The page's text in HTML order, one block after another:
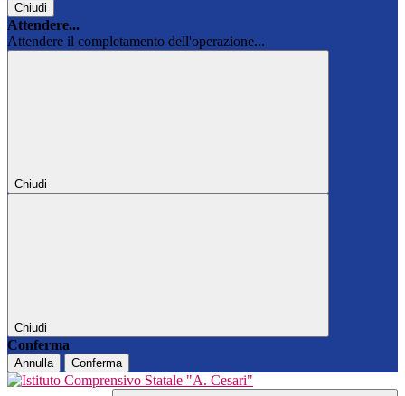
Chiudi
Attendere...
Attendere il completamento dell'operazione...
Chiudi
Chiudi
Conferma
Annulla Conferma